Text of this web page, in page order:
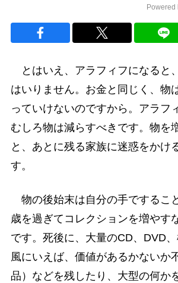
Powered
とはいえ、アラフィフになると
はいりません。お金と同じく、物
っていけないのですから。アラフ
むしろ物は減らすべきです。物を
と、あとに残る家族に迷惑をかけ
す。
物の後始末は自分の手でするこ
歳を過ぎてコレクションを増やす
です。死後に、大量のCD、DVD
風にいえば、価値があるかないか
品）などを残したり、大型の何か